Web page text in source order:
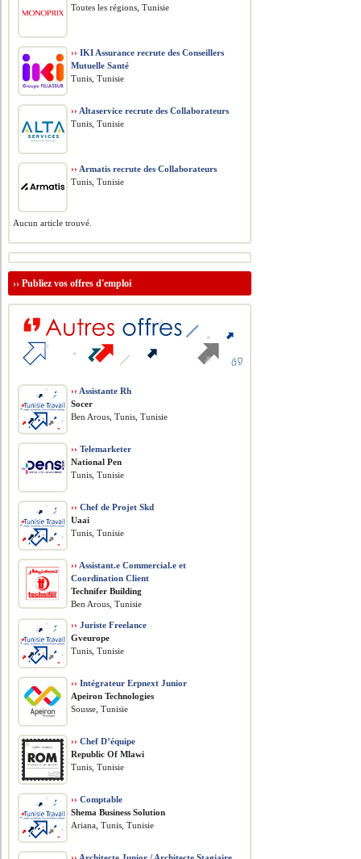
Toutes les régions, Tunisie
›› IKI Assurance recrute des Conseillers
Mutuelle Santé
Tunis, Tunisie
›› Altaservice recrute des Collaborateurs
Tunis, Tunisie
›› Armatis recrute des Collaborateurs
Tunis, Tunisie
Aucun article trouvé.
››Publiez vos offres d'emploi
›› Assistante Rh
Socer
Ben Arous, Tunis, Tunisie
›› Telemarketer
National Pen
Tunis, Tunisie
›› Chef de Projet Skd
Uaai
Tunis, Tunisie
›› Assistant.e Commercial.e et
Coordination Client
Technifer Building
Ben Arous, Tunisie
›› Juriste Freelance
Gveurope
Tunis, Tunisie
›› Intégrateur Erpnext Junior
Apeiron Technologies
Sousse, Tunisie
›› Chef D’équipe
Republic Of Mlawi
Tunis, Tunisie
›› Comptable
Shema Business Solution
Ariana, Tunis, Tunisie